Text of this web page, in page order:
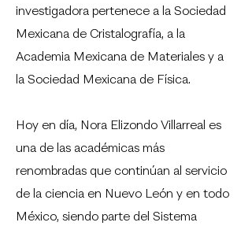
investigadora pertenece a la Sociedad
Mexicana de Cristalografía, a la
Academia Mexicana de Materiales y a
la Sociedad Mexicana de Física.
Hoy en día, Nora Elizondo Villarreal es
una de las académicas más
renombradas que continúan al servicio
de la ciencia en Nuevo León y en todo
México, siendo parte del Sistema